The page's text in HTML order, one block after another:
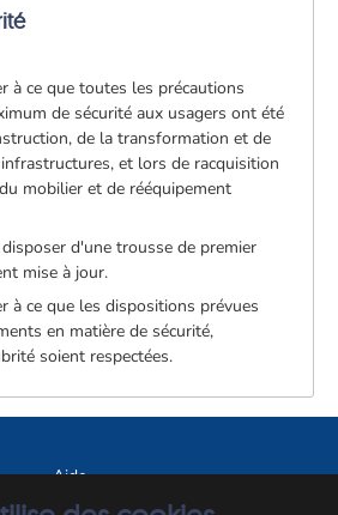
à ce que toutes les précautions
de sécurité aux usagers ont été
de la transformation et de
et lors de racquisition
mobilier et de rééquipement
d'une trousse de premier
mise à jour.
à ce que les dispositions prévues
en matière de sécurité,
soient respectées.
Aide
A propos du site